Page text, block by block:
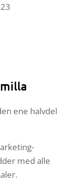
ene halvdel
med alle